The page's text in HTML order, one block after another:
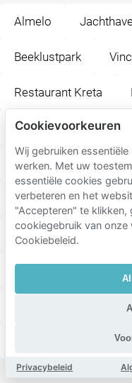
Almelo
Beeklustpark
Restaurant Kreta
NielZ Café Restaurant
Centrumplein
Tapasrestaurant
Prinses Catharina-
Rembrandtveld
ZGT
Station Almelo de Riet
Cookievoorkeuren
Wij gebruiken
werken. Met uw
essentiële cookies
verbeteren en het
"Accepteren" te
cookiegebruik van
Cookiebeleid.
Privacybeleid